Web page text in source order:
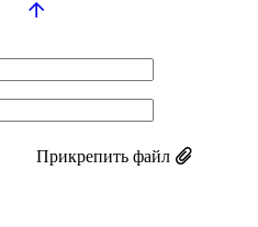
Прикрепить файл